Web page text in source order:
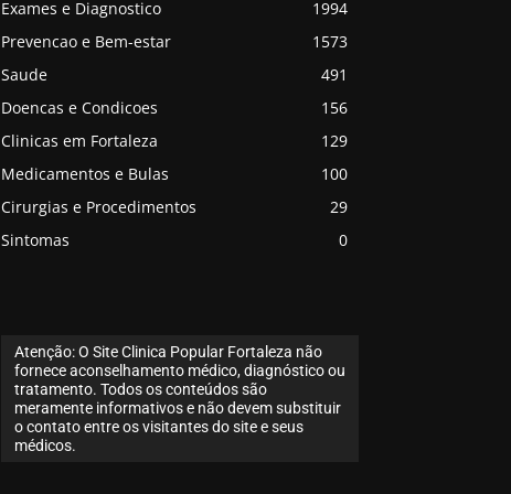
Exames e Diagnostico
1994
Prevencao e Bem-estar
1573
Saude
491
Doencas e Condicoes
156
Clinicas em Fortaleza
129
Medicamentos e Bulas
100
Cirurgias e Procedimentos
29
Sintomas
0
Atenção: O Site Clinica Popular Fortaleza não
fornece aconselhamento médico, diagnóstico ou
tratamento. Todos os conteúdos são
meramente informativos e não devem substituir
o contato entre os visitantes do site e seus
médicos.